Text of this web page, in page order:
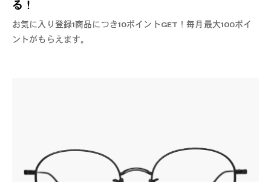
る！
お気に入り登録1商品につき10ポイントGET！毎月最大100ポイ
ントがもらえます。